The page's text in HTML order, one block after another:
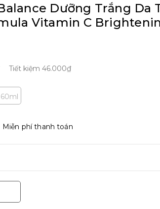
Dưỡng Trắng Da
Vitamin C
Tiết kiệm 46.000₫
60ml
Miễn phí thanh toán